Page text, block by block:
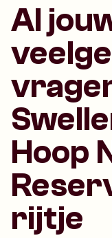
Al
Hoop
rijtje